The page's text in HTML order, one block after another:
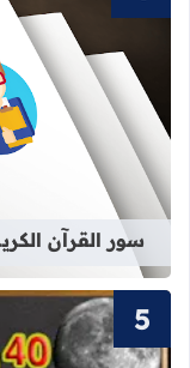
سور القرآن